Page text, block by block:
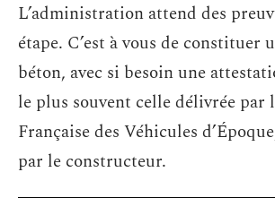
L’administration attend des
étape. C’est à vous de constituer
béton, avec si besoin une
le plus souvent celle délivrée par
Française des Véhicules
par le constructeur.